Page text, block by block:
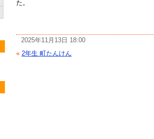
た。
2025年11月13日 18:00
« 2年生 町たんけん